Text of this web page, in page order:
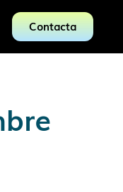
Contacta